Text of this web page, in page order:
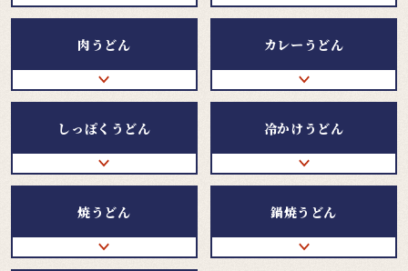
肉うどん カレーうどん
しっぽくうどん 冷かけうどん
焼うどん 鍋焼うどん